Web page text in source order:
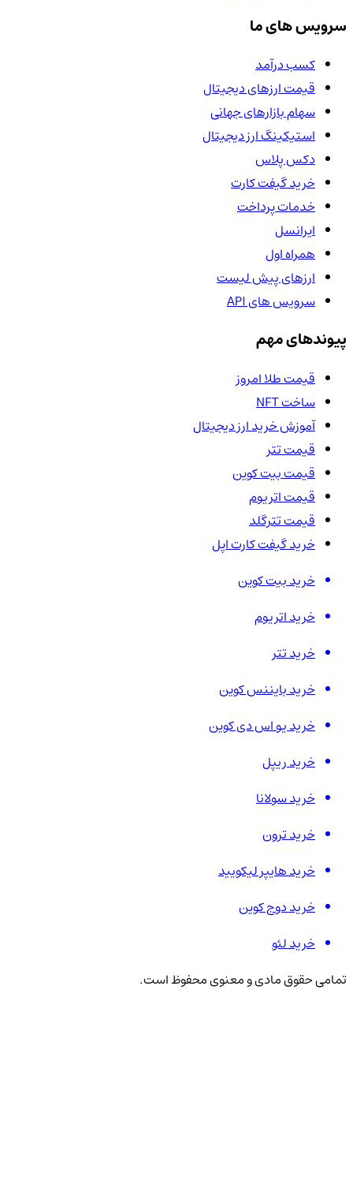
سرویس های ما
کسب درآمد
قیمت ارزهای دیجیتال
سهام بازارهای جهانی
استیکینگ ارز دیجیتال
دکس پلاس
خرید گیفت کارت
خدمات پرداخت
ایرانسل
همراه اول
ارزهای پیش لیست
سرویس های API
پیوندهای مهم
قیمت طلا امروز
ساخت NFT
آموزش خرید ارز دیجیتال
قیمت تتر
قیمت بیت کوین
قیمت اتریوم
قیمت تترگلد
خرید گیفت کارت اپل
خرید بیت کوین
خرید اتریوم
خرید تتر
خرید بایننس کوین
خرید یو اس دی کوین
خرید ریپل
خرید سولانا
خرید ترون
خرید هایپر لیکویید
خرید دوج کوین
خرید لئو
تمامی حقوق مادی و معنوی محفوظ است.